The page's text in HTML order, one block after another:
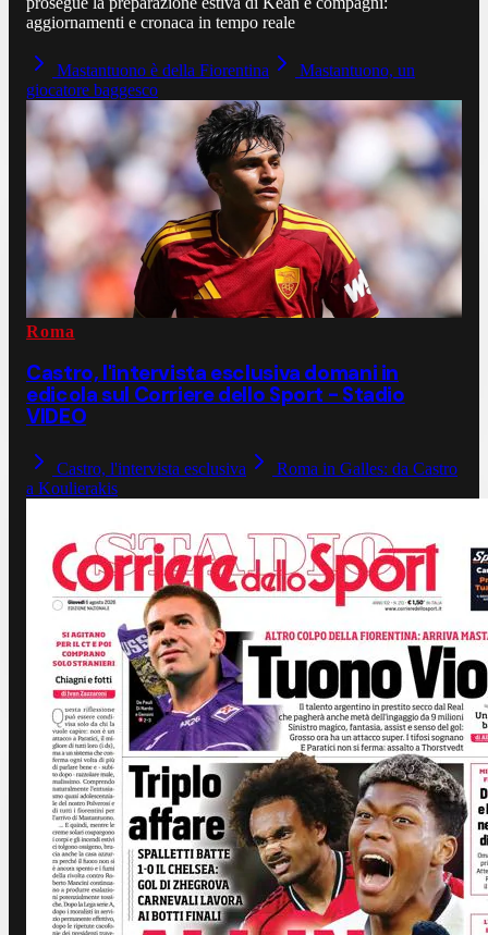
aggiornamenti e cronaca in tempo reale
Mastantuono è della Fiorentina
Mastantuono, un
giocatore baggesco
Roma
Castro, l'intervista esclusiva domani in
edicola sul Corriere dello Sport - Stadio
VIDEO
Castro, l'intervista esclusiva
Roma in Galles: da Castro
a Koulierakis